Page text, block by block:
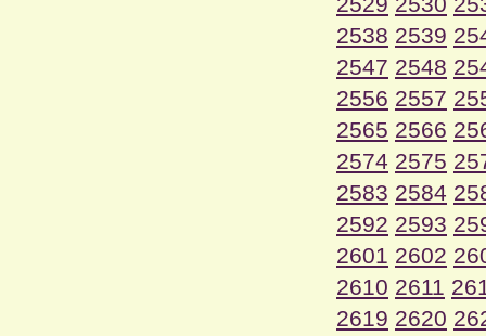
2538 2539
2547 2548
2556 2557
2565 2566
2574 2575
2583 2584
2592 2593
2601 2602
2610 2611
2619 2620